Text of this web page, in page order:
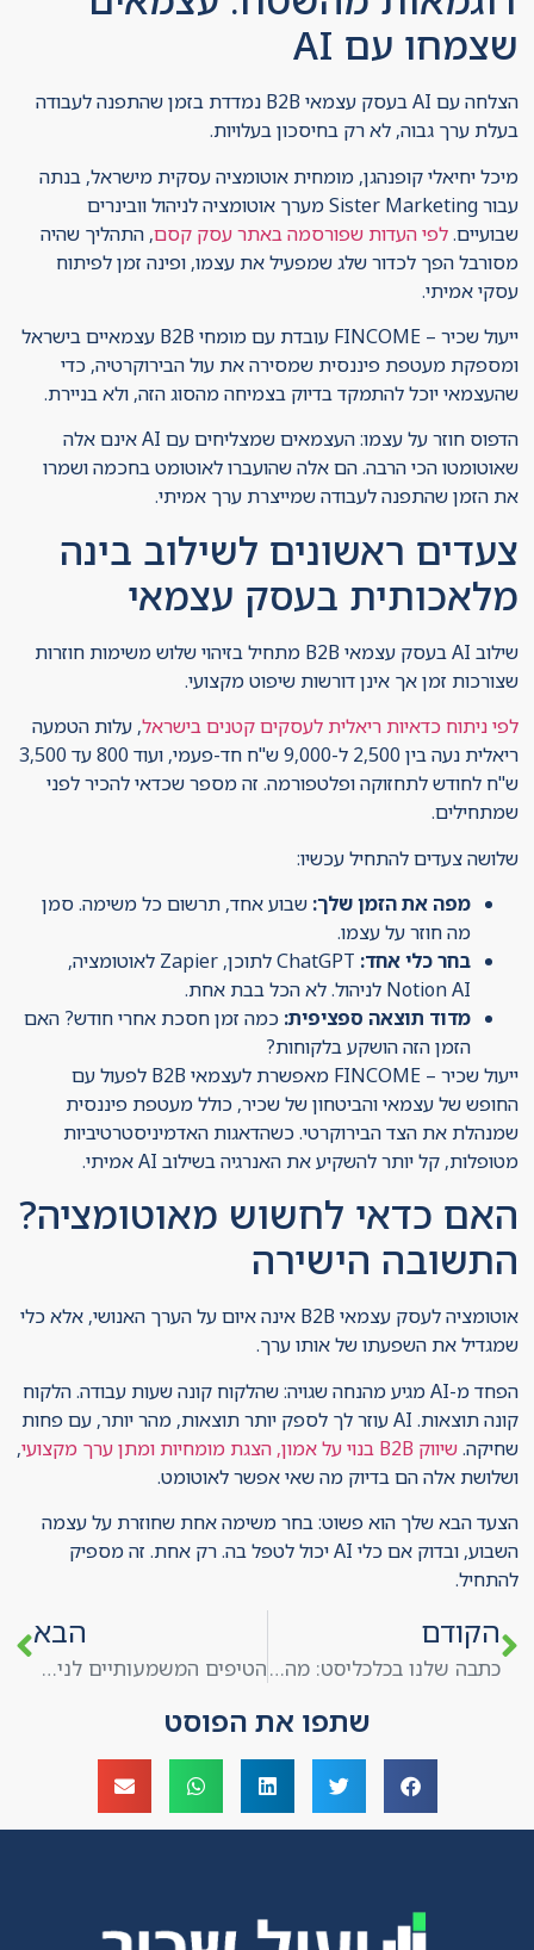
שצמחו עם AI
הצלחה עם AI בעסק עצמאי B2B נמדדת בזמן שהתפנה לעבודה
בעלת ערך גבוה, לא רק בחיסכון בעלויות.
מיכל יחיאלי קופנהגן, מומחית אוטומציה עסקית מישראל, בנתה
עבור Sister Marketing מערך אוטומציה לניהול וובינרים
שבועיים.לפי העדות שפורסמה באתר עסק קסם, התהליך שהיה
מסורבל הפך לכדור שלג שמפעיל את עצמו, ופינה זמן לפיתוח
עסקי אמיתי.
ייעול שכיר – FINCOME עובדת עם מומחי B2B עצמאיים בישראל
ומספקת מעטפת פיננסית שמסירה את עול הבירוקרטיה, כדי
שהעצמאי יוכל להתמקד בדיוק בצמיחה מהסוג הזה, ולא בניירת.
הדפוס חוזר על עצמו: העצמאים שמצליחים עם AI אינם אלה
שאוטומטו הכי הרבה. הם אלה שהועברו לאוטומט בחכמה ושמרו
את הזמן שהתפנה לעבודה שמייצרת ערך אמיתי.
צעדים ראשונים לשילוב בינה
מלאכותית בעסק עצמאי
שילוב AI בעסק עצמאי B2B מתחיל בזיהוי שלוש משימות חוזרות
שצורכות זמן אך אינן דורשות שיפוט מקצועי.
לפי ניתוח כדאיות ריאלית לעסקים קטנים בישראל, עלות הטמעה
ריאלית נעה בין 2,500 ל-9,000 ש"ח חד-פעמי, ועוד 800 עד 3,500
ש"ח לחודש לתחזוקה ופלטפורמה. זה מספר שכדאי להכיר לפני
שמתחילים.
שלושה צעדים להתחיל עכשיו:
מפה את הזמן שלך: שבוע אחד, תרשום כל משימה. סמן
מה חוזר על עצמו.
בחר כלי אחד:
ChatGPT לתוכן, Zapier לאוטומציה,
Notion AI לניהול. לא הכל בבת אחת.
מדוד תוצאה ספציפית: כמה זמן חסכת אחרי חודש? האם
הזמן הזה הושקע בלקוחות?
ייעול שכיר – FINCOME מאפשרת לעצמאי B2B לפעול עם
החופש של עצמאי והביטחון של שכיר, כולל מעטפת פיננסית
שמנהלת את הצד הבירוקרטי. כשהדאגות האדמיניסטרטיביות
מטופלות, קל יותר להשקיע את האנרגיה בשילוב AI אמיתי.
האם כדאי לחשוש מאוטומציה?
התשובה הישירה
אוטומציה לעסק עצמאי B2B אינה איום על הערך האנושי, אלא כלי
שמגדיל את השפעתו של אותו ערך.
הפחד מ-AI מגיע מהנחה שגויה: שהלקוח קונה שעות עבודה. הלקוח
קונה תוצאות. AI עוזר לך לספק יותר תוצאות, מהר יותר, עם פחות
שחיקה.שיווק B2B בנוי על אמון, הצגת מומחיות ומתן ערך מקצועי
,
ושלושת אלה הם בדיוק מה שאי אפשר לאוטומט.
הצעד הבא שלך הוא פשוט: בחר משימה אחת שחוזרת על עצמה
השבוע, ובדוק אם כלי AI יכול לטפל בה. רק אחת. זה מספיק
להתחיל.
הקודם
כתבה שלנו בכלכליסט: מהפכת הפרילנסרים: שליחי "תן ביס" ושינוי פני שוק התעסוקה בישראל
הבא
הטיפים המשמעותיים לניהול עצמי של עצמאי בישראל: איך להצליח בפרילנס
שתפו את הפוסט